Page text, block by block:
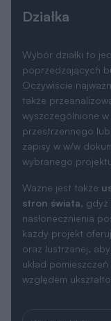
Działka
Wybór działki to
poprzedzających
Oczywiście
także
wyszczególnione
przestrzennego
zapisy w w/w
wybranego
Ważne jest także
stron świata, gdyż
nasłonecznienia
każdy projekt
oraz lustrzanej,
układ
względem